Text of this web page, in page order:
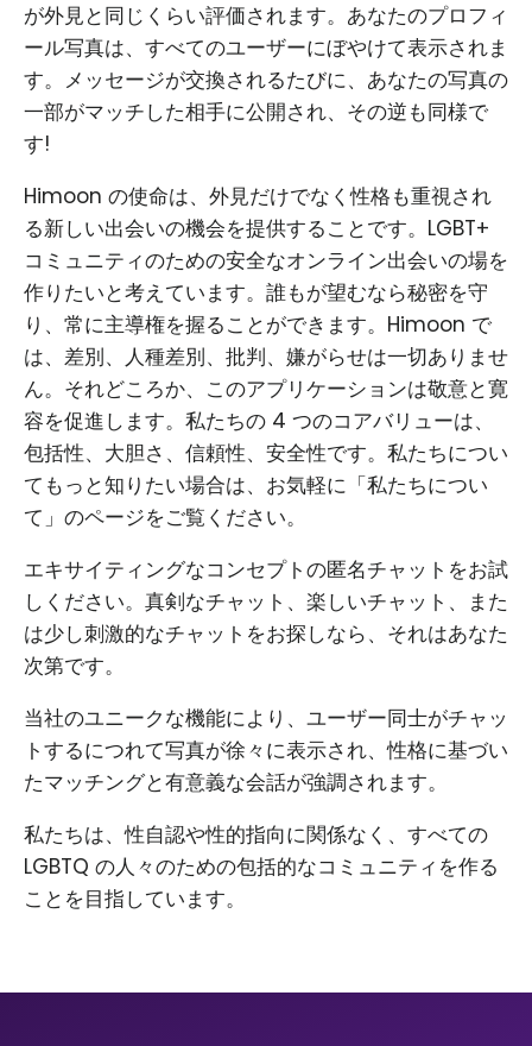
が外見と同じくらい評価されます。あなたのプロフィ
ール写真は、すべてのユーザーにぼやけて表示されま
す。メッセージが交換されるたびに、あなたの写真の
一部がマッチした相手に公開され、その逆も同様で
す!
Himoon の使命は、外見だけでなく性格も重視され
る新しい出会いの機会を提供することです。LGBT+
コミュニティのための安全なオンライン出会いの場を
作りたいと考えています。誰もが望むなら秘密を守
り、常に主導権を握ることができます。Himoon で
は、差別、人種差別、批判、嫌がらせは一切ありませ
ん。それどころか、このアプリケーションは敬意と寛
容を促進します。私たちの 4 つのコアバリューは、
包括性、大胆さ、信頼性、安全性です。私たちについ
てもっと知りたい場合は、お気軽に「私たちについ
て」のページをご覧ください。
エキサイティングなコンセプトの匿名チャットをお試
しください。真剣なチャット、楽しいチャット、また
は少し刺激的なチャットをお探しなら、それはあなた
次第です。
当社のユニークな機能により、ユーザー同士がチャッ
トするにつれて写真が徐々に表示され、性格に基づい
たマッチングと有意義な会話が強調されます。
私たちは、性自認や性的指向に関係なく、すべての
LGBTQ の人々のための包括的なコミュニティを作る
ことを目指しています。